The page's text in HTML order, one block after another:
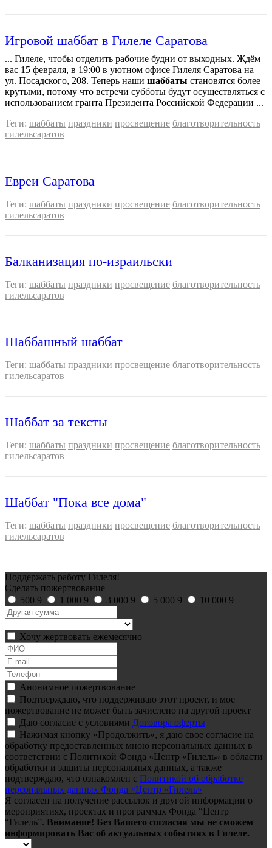
Игровой шаббат в Гилеле Саратова
... Гилеле, чтобы отделить рабочие будни от выходных. Ждём
вас 15 февраля, в 19:00 в уютном офисе Гилеля Саратова на
ул. Посадского, 208. Теперь наши шаббаты становятся более
крутыми, потому что встречи субботы будут осуществляться с
использованием гранта Президента Российской Федерации ...
Теги: шаббаты праздники просвещение благотворительность
гилельсаратов
Евреи Саратова
Теги: шаббаты праздники просвещение благотворительность
гилельсаратов
Балканизация по-израильски
Теги: шаббаты праздники просвещение благотворительность
гилельсаратов
Шаббашный шаббат
Теги: шаббаты праздники просвещение благотворительность
гилельсаратов
Шаббат за тексты
Теги: шаббаты праздники просвещение благотворительность
гилельсаратов
Шаббат "Пока все дома"
Теги: шаббаты праздники просвещение благотворительность
гилельсаратов
Поддержать работу Гилеля!
Сделать пожертвование
500 9 1 000 9 3 000 9 5 000 9 10 000 9
Хочу жертвовать ежемесячно
Анонимное пожертвование
Подтверждаю, что поддерживаю этот проект, и мое
пожертвование не может быть зачислено на другой проект
Даю согласие с условиями Договора оферты
Нажимая кнопку «Продолжить», я даю свое согласие на
обработку предоставленных мною персональных данных в
соответствии с Политикой Фонда «Центр «Гилель» в области
обработки и защиты персональных данных, а также
подтверждаю, что ознакомлен с Политикой об обработке
персональных данных Фонда «Центр «Гилель»
Я согласен на получение рассылок и другой информации о
мероприятиях, проектах и программах Фонда “Центр
“Гилель”. Внимание! Без Вашего согласия мы не сможем
информировать Вас об актуальных событиях в Гилеле.